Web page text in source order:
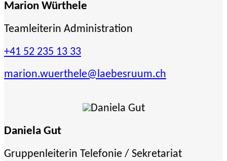
Marion Würthele
Teamleiterin Administration
+41 52 235 13 33
marion.wuerthele@laebesruum.ch
Daniela Gut
Gruppenleiterin Telefonie / Sekretariat